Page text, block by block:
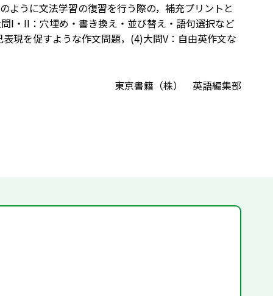
ように文法学習の復習を行う際の，補充プリントと
I・II：穴埋め・書き換え・並び替え・語句選択など
現を促すような作文問題，(4)大問V：自由英作文な
東京書籍（株） 英語編集部